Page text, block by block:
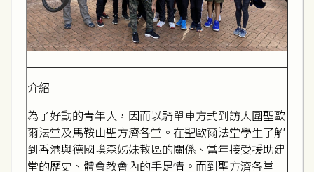
介紹
為了好動的青年人，因而以騎單車方式到訪大圍聖歐
爾法堂及馬鞍山聖方濟各堂。在聖歐爾法堂學生了解
到香港與德國埃森姊妹教區的關係、當年接受援助建
堂的歷史、體會教會內的手足情。而到聖方濟各堂